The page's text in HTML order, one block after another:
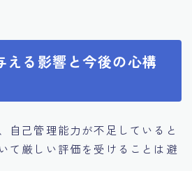
える影響と今後の心構
自己管理能力が不足していると
て厳しい評価を受けることは避